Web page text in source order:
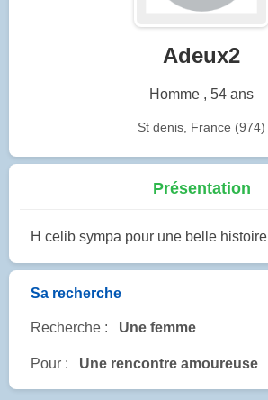
Adeux2
Homme , 54 ans
St denis, France (974)
Présentation
H celib sympa pour une belle histoire
Sa recherche
Recherche : Une femme
Pour : Une rencontre amoureuse